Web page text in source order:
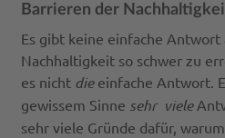
Barrieren der
Es gibt keine einfache Antwort
Nachhaltigkeit so schwer zu
es nicht die einfache Antwort.
gewissem Sinne sehr viele
sehr viele Gründe dafür,